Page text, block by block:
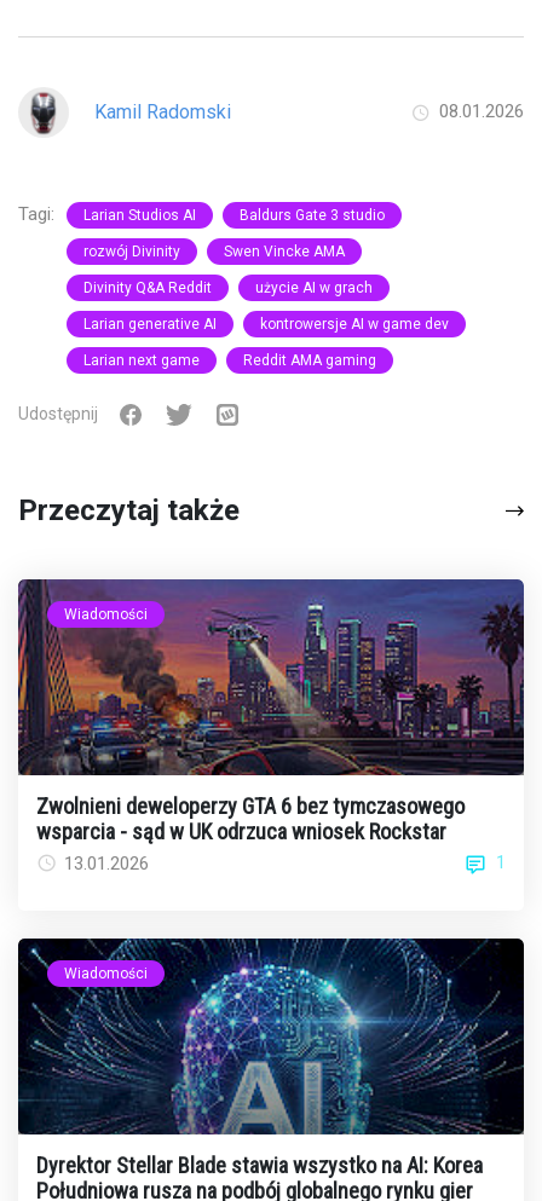
Kamil Radomski 08.01.2026
Tagi: Larian Studios AI Baldurs Gate 3 studio
rozwój Divinity Swen Vincke AMA
Divinity Q&A Reddit użycie AI w grach
Larian generative AI kontrowersje AI w game dev
Larian next game Reddit AMA gaming
Udostępnij
Przeczytaj także
Wiadomości
Zwolnieni deweloperzy GTA 6 bez tymczasowego
wsparcia - sąd w UK odrzuca wniosek Rockstar
13.01.2026 1
Wiadomości
Dyrektor Stellar Blade stawia wszystko na AI: Korea
Południowa rusza na podbój globalnego rynku gier